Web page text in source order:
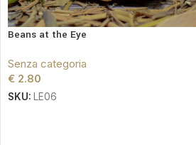
Beans at the Eye
Senza categoria
€ 2.80
SKU: LE06